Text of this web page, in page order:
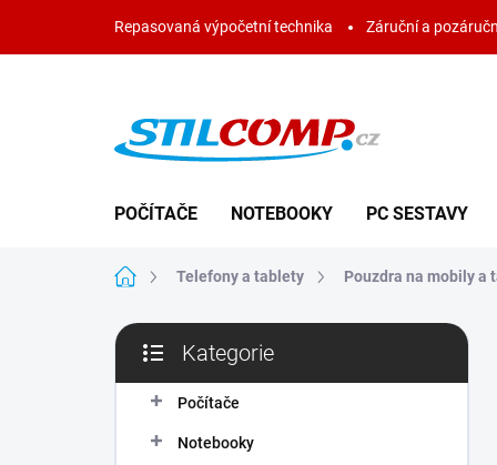
obsah
Repasovaná výpočetní technika Záruční a
POČÍTAČE NOTEBOOKY PC SESTAVY
Domů Telefony a tablety Pouzdra na mobily a
P
s
kategorie
Kategorie
Počítače
Notebooky